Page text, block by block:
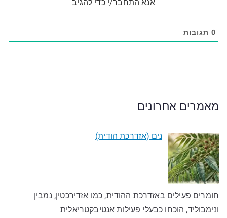
אנא התחבר/י כדי להגיב
0 תגובות
מאמרים אחרונים
נים (אזדרכת הודית)
חומרים פעילים באזדרכת ההודית, כמו אזדירכטין, נמבין
ונימבוליד, הוכחו כבעלי פעילות אנטיבקטריאלית